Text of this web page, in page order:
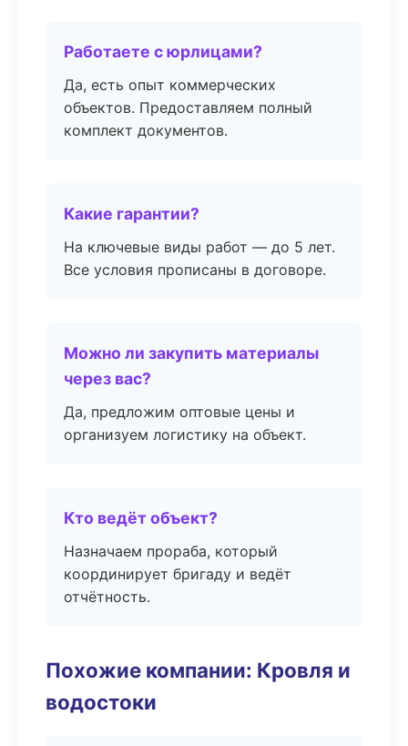
Работаете с юрлицами?
Да, есть опыт коммерческих
объектов. Предоставляем полный
комплект документов.
Какие гарантии?
На ключевые виды работ — до 5 лет.
Все условия прописаны в договоре.
Можно ли закупить материалы
через вас?
Да, предложим оптовые цены и
организуем логистику на объект.
Кто ведёт объект?
Назначаем прораба, который
координирует бригаду и ведёт
отчётность.
Похожие компании: Кровля и
водостоки